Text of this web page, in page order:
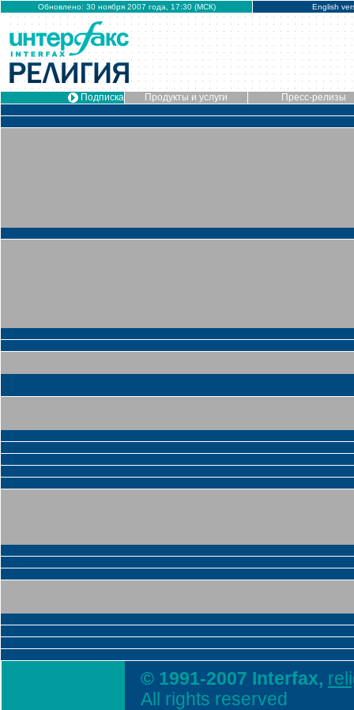
Обновлено: 30 ноября 2007 года, 17:30 (МСК) English
Подписка Продукты и услуги Пресс-релизы
© 1991-2007 Interfax,
All rights reserved